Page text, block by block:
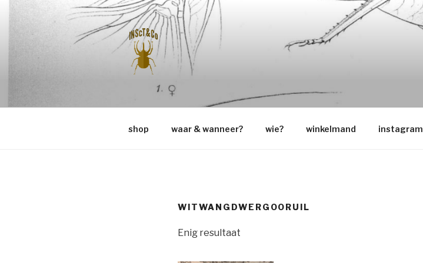
Naar
INSCT & CO
shop waar & wanneer? wie? winkelmand instagram
WITWANGDWERGOORUIL
Enig resultaat